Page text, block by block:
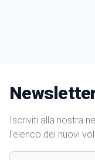
Iscriviti alla nostra
l'elenco dei nuovi